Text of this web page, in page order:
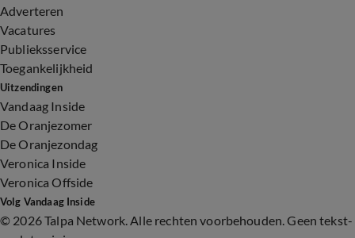
Adverteren
Vacatures
Publieksservice
Toegankelijkheid
Uitzendingen
Vandaag Inside
De Oranjezomer
De Oranjezondag
Veronica Inside
Veronica Offside
Volg Vandaag Inside
© 2026 Talpa Network. Alle rechten voorbehouden. Geen tekst-